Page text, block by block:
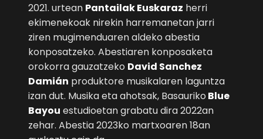
2021. urtean Pantailak Euskaraz herri
ekimenekoak nirekin harremanetan jarri
ziren mugimenduaren aldeko abestia
konposatzeko. Abestiaren konposaketa
orokorra gauzatzeko David Sanchez
Damián produktore musikalaren laguntza
izan dut. Musika eta ahotsak, Basauriko Blue
Bayou estudioetan grabatu dira 2022an
zehar. Abestia 2023ko martxoaren 18an